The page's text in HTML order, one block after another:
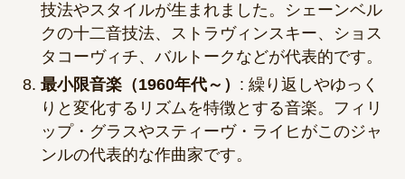
技法やスタイルが生まれました。シェーンベル
クの十二音技法、ストラヴィンスキー、ショス
タコーヴィチ、バルトークなどが代表的です。
最小限音楽（1960年代～） : 繰り返しやゆっく
りと変化するリズムを特徴とする音楽。フィリ
ップ・グラスやスティーヴ・ライヒがこのジャ
ンルの代表的な作曲家です。